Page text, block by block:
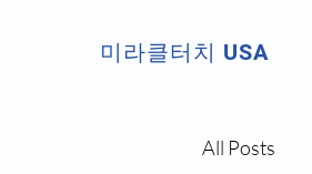
미라클터치 USA
All Posts